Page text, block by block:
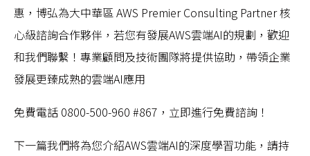
惠，博弘為大中華區 AWS Premier Consulting Partner 核
心級諮詢合作夥伴，若您有發展AWS雲端AI的規劃，歡迎
和我們聯繫！專業顧問及技術團隊將提供協助，帶領企業
發展更臻成熟的雲端AI應用
免費電話 0800-500-960 #867，立即進行免費諮詢！
下一篇我們將為您介紹AWS雲端AI的深度學習功能，請持